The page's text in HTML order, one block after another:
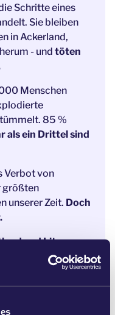
Schritte eines
Sie bleiben
in Ackerland,
- und töten
Menschen
85 %
als ein Drittel sind
Verbot von
größten
unserer Zeit. Doch
und Litauen
Landminenverbot
schweigen,
- und Europa